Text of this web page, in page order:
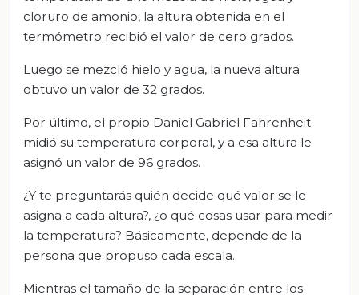
cloruro de amonio, la altura obtenida en el
termómetro recibió el valor de cero grados.
Luego se mezcló hielo y agua, la nueva altura
obtuvo un valor de 32 grados.
Por último, el propio Daniel Gabriel Fahrenheit
midió su temperatura corporal, y a esa altura le
asignó un valor de 96 grados.
¿Y te preguntarás quién decide qué valor se le
asigna a cada altura?, ¿o qué cosas usar para medir
la temperatura? Básicamente, depende de la
persona que propuso cada escala.
Mientras el tamaño de la separación entre los